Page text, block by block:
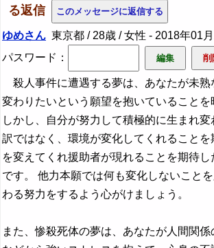
る返信
ゆめさん 東京都 / 28歳 / 女性 - 2018年01
パスワード：
殺人事件に遭遇する夢は、あなたが未熟
変わりたいという願望を抱いていることを
しかし、自分が努力して積極的に生まれ
訳ではなく、環境が変化してくれることを
を変えてくれ援助者が現れることを期待し
です。 他力本願では何も変化しないこと
わる努力をするよう心がけましょう。
また、惨殺死体の夢は、あなたが人間関